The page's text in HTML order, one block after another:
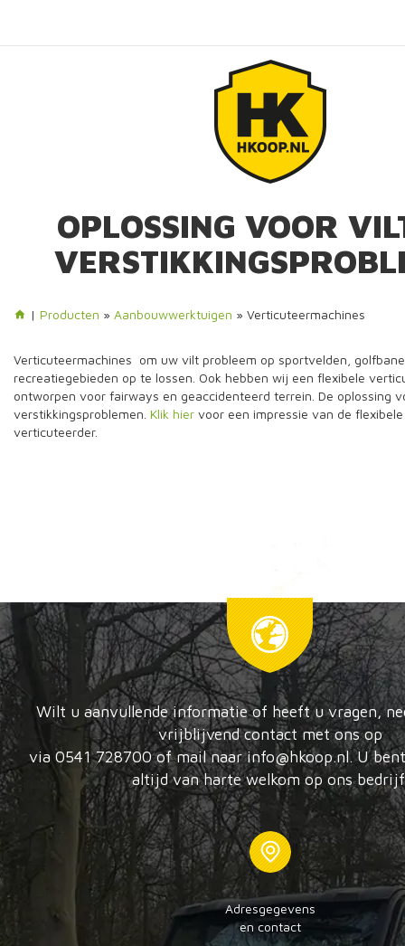
OPLOSSING VOOR
| Producten » Aanbouwwerktuigen » Verticuteermachines
Verticuteermachines om uw vilt probleem op sportvelden,
recreatiegebieden op te lossen. Ook hebben wij een flexibele
ontworpen voor fairways en geaccidenteerd terrein. De oplossing
verstikkingsproblemen. Klik hier voor een impressie van de flexibele
verticuteerder.
Wilt u aanvullende informatie of heeft u vragen,
vrijblijvend contact met ons op
via 0541 728700 of mail naar info@hkoop.nl. U
altijd van harte welkom op ons
Adresgegevens
en contact